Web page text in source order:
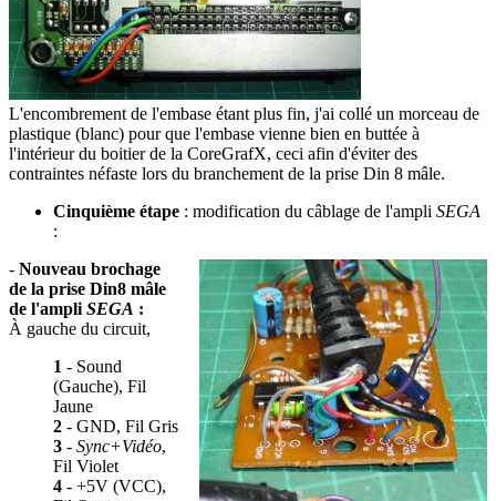
L'encombrement de l'embase étant plus fin, j'ai collé un morceau de
plastique (blanc) pour que l'embase vienne bien en buttée à
l'intérieur du boitier de la CoreGrafX, ceci afin d'éviter des
contraintes néfaste lors du branchement de la prise Din 8 mâle.
Cinquième étape : modification du câblage de l'ampli SEGA
:
- Nouveau brochage
de la prise Din8 mâle
de l'ampli SEGA :
À gauche du circuit,
1 - Sound
(Gauche), Fil
Jaune
2 - GND, Fil Gris
3 - Sync+Vidéo,
Fil Violet
4 - +5V (VCC),